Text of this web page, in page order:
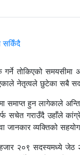
गर्ने तोकिएको
नेतृत्वले छुटेका सबै
हुन लागेकाले
सचेत गराउँदै उहाँले
जानकार व्यक्तिको
हजार २०९